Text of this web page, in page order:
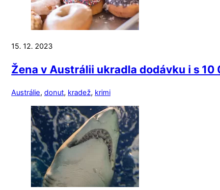
15. 12. 2023
Žena v Austrálii ukradla dodávku i s
Austrálie, donut, kradež, krimi